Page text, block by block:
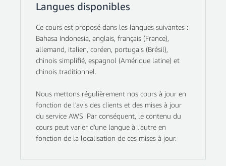
Langues disponibles
Ce cours est proposé dans les langues suivantes :
Bahasa Indonesia, anglais, français (France),
allemand, italien, coréen, portugais (Brésil),
chinois simplifié, espagnol (Amérique latine) et
chinois traditionnel.
Nous mettons régulièrement nos cours à jour en
fonction de l'avis des clients et des mises à jour
du service AWS. Par conséquent, le contenu du
cours peut varier d'une langue à l'autre en
fonction de la localisation de ces mises à jour.